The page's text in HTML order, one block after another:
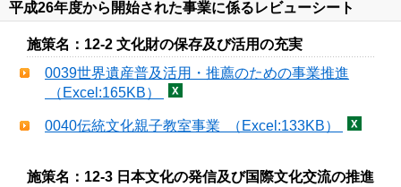
平成26年度から開始された事業に係るレビューシート
施策名：12-2 文化財の保存及び活用の充実
0039世界遺産普及活用・推薦のための事業推進
（Excel:165KB）
0040伝統文化親子教室事業 （Excel:133KB）
施策名：12-3 日本文化の発信及び国際文化交流の推進